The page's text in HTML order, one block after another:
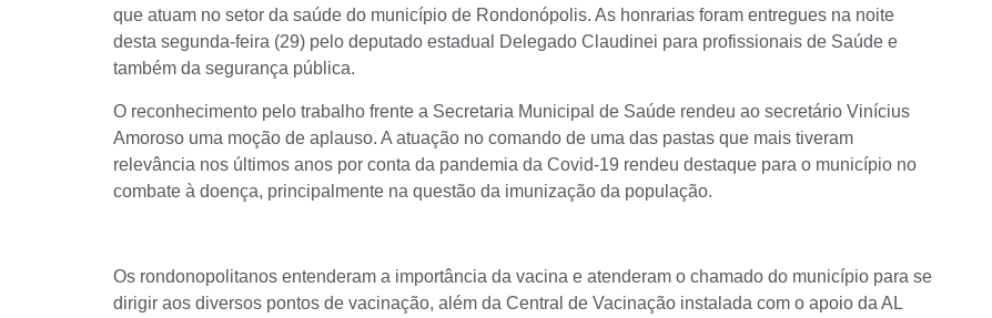
que atuam no setor da saúde do município de Rondonópolis. As honrarias foram entregues na noite
desta segunda-feira (29) pelo deputado estadual Delegado Claudinei para profissionais de Saúde e
também da segurança pública.
O reconhecimento pelo trabalho frente a Secretaria Municipal de Saúde rendeu ao secretário Vinícius
Amoroso uma moção de aplauso. A atuação no comando de uma das pastas que mais tiveram
relevância nos últimos anos por conta da pandemia da Covid-19 rendeu destaque para o município no
combate à doença, principalmente na questão da imunização da população.
Os rondonopolitanos entenderam a importância da vacina e atenderam o chamado do município para se
dirigir aos diversos pontos de vacinação, além da Central de Vacinação instalada com o apoio da AL